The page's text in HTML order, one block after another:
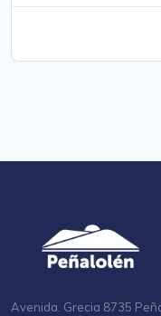
Avenida. Grecia 8735